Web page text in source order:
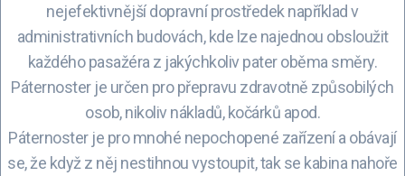
nejefektivnější dopravní prostředek například v
administrativních budovách, kde lze najednou obsloužit
každého pasažéra z jakýchkoliv pater oběma směry.
Páternoster je určen pro přepravu zdravotně způsobilých
osob, nikoliv nákladů, kočárků apod.
Páternoster je pro mnohé nepochopené zařízení a obávají
se, že když z něj nestihnou vystoupit, tak se kabina nahoře